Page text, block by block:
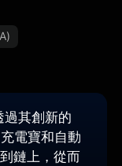
其創新的
電寶和自動
鏈上，從而